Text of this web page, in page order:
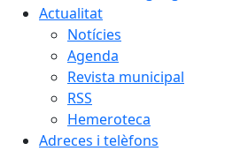
Actualitat
Notícies
Agenda
Revista municipal
RSS
Hemeroteca
Adreces i telèfons